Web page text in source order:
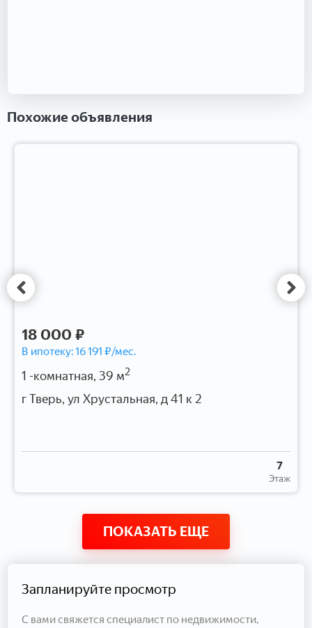
Похожие объявления
18 000 ₽
В ипотеку:16 191 ₽/мес.
1 -комнатная, 39 м2
г Тверь, ул Хрустальная, д 41 к 2
Этаж
7
ПОКАЗАТЬ ЕЩЕ
Запланируйте просмотр
С вами свяжется специалист по недвижимости,